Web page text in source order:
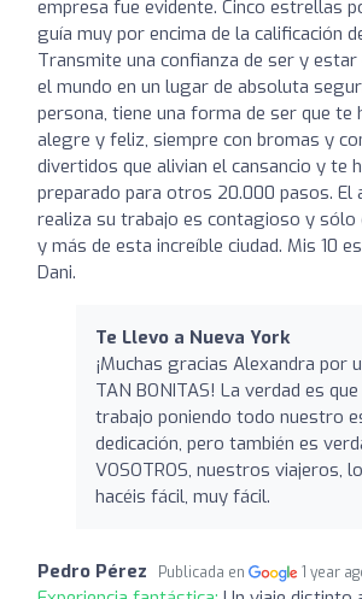
empresa fue evidente. Cinco estrellas
guía muy por encima de la calificación
Transmite una confianza de ser y
el mundo en un lugar de absoluta
persona, tiene una forma de ser que te
alegre y feliz, siempre con bromas y
divertidos que alivian el cansancio y te
preparado para otros 20.000 pasos. El
realiza su trabajo es contagioso y sólo
y más de esta increíble ciudad. Mis 10
Dani.
Te Llevo a Nueva York
¡Muchas gracias Alexandra por
TAN BONITAS! La verdad es
trabajo poniendo todo nuestro
dedicación, pero también es
VOSOTROS, nuestros viajeros,
hacéis fácil, muy fácil.
Pedro Pérez Publicada en 1 year